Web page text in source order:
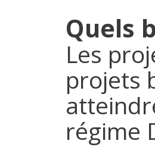
Quels
Les
projets
régime